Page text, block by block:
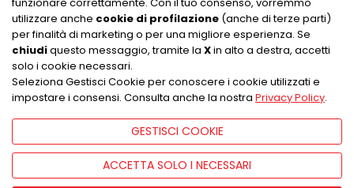
utilizzare anche cookie di profilazione (anche di terze parti)
per finalità di marketing o per una migliore esperienza. Se
chiudiquesto messaggio, tramite la Xin alto a destra, accetti
solo i cookie necessari.
Seleziona Gestisci Cookie per conoscere i cookie utilizzati e
impostare i consensi. Consulta anche la nostra Privacy Policy.
GESTISCI COOKIE
ACCETTA SOLO I NECESSARI